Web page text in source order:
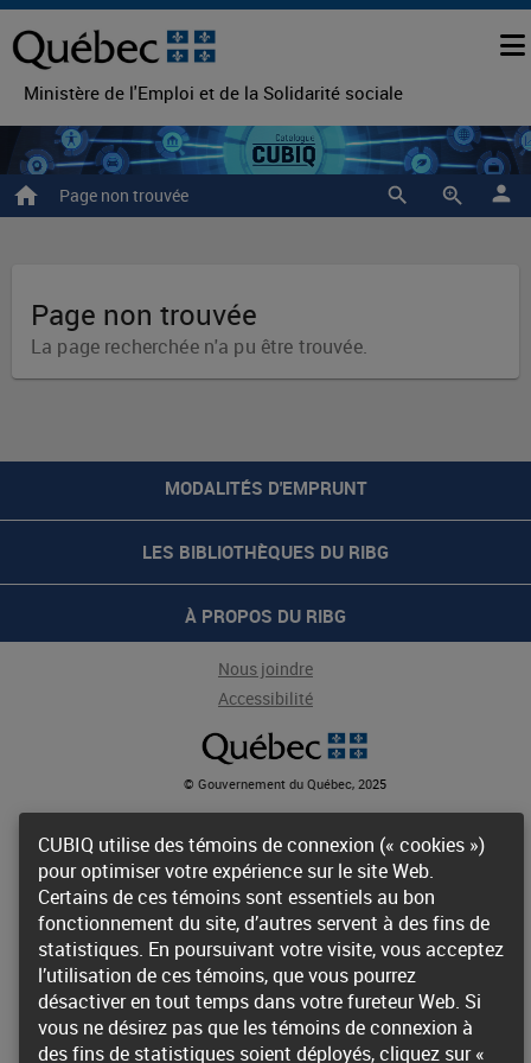
Ministère de l'Emploi et de la Solidarité sociale
home Page non trouvée zoom_in person
Page non trouvée
La page recherchée n'a pu être trouvée.
MODALITÉS D'EMPRUNT
LES BIBLIOTHÈQUES DU RIBG
À PROPOS DU RIBG
Nous joindre
Accessibilité
© Gouvernement du Québec, 2025
CUBIQ utilise des témoins de connexion (« cookies »)
pour optimiser votre expérience sur le site Web.
Certains de ces témoins sont essentiels au bon
fonctionnement du site, d’autres servent à des fins de
statistiques. En poursuivant votre visite, vous acceptez
l’utilisation de ces témoins, que vous pourrez
désactiver en tout temps dans votre fureteur Web. Si
vous ne désirez pas que les témoins de connexion à
des fins de statistiques soient déployés, cliquez sur «